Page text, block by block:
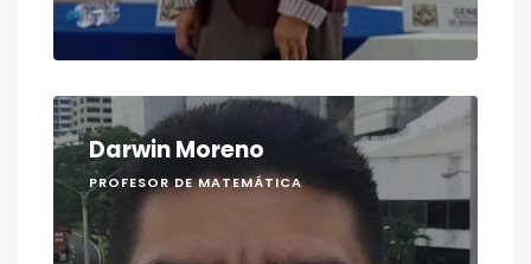
Darwin Moreno
PROFESOR DE MATEMÁTICA